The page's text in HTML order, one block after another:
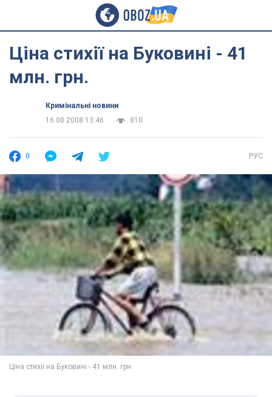
Ціна стихії на Буковині - 41
млн. грн.
Кримінальні новини
16.08.2008 13:46
810
0 РУС